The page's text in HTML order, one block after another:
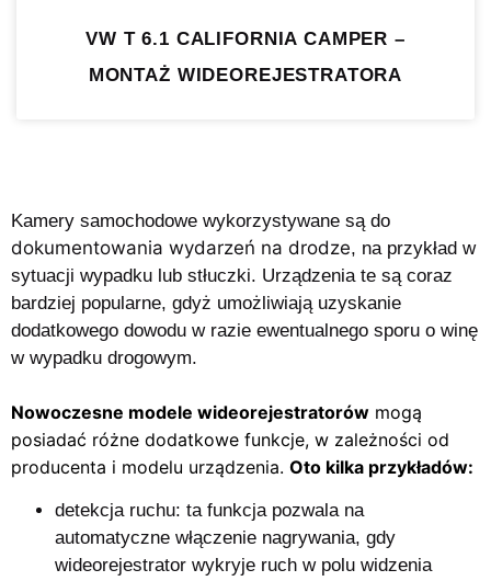
VW T 6.1 CALIFORNIA CAMPER –
MONTAŻ WIDEOREJESTRATORA
Kamery samochodowe wykorzystywane są do
dokumentowania wydarzeń na drodze, na przykład w
sytuacji wypadku lub stłuczki. Urządzenia te są coraz
bardziej popularne, gdyż umożliwiają uzyskanie
dodatkowego dowodu w razie ewentualnego sporu o winę
w wypadku drogowym.
Nowoczesne modele wideorejestratorów mogą
posiadać różne dodatkowe funkcje, w zależności od
producenta i modelu urządzenia. Oto kilka przykładów:
detekcja ruchu: ta funkcja pozwala na
automatyczne włączenie nagrywania, gdy
wideorejestrator wykryje ruch w polu widzenia